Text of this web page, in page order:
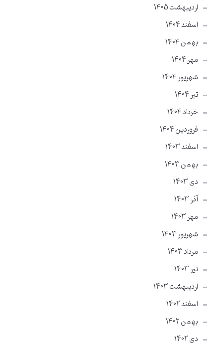
ارديبهشت 1405
اسفند 1404
بهمن 1404
مهر 1404
شهریور 1404
تير 1404
خرداد 1404
فروردین 1404
اسفند 1403
بهمن 1403
دی 1403
آذر 1403
مهر 1403
شهریور 1403
مرداد 1403
تير 1403
ارديبهشت 1403
اسفند 1402
بهمن 1402
دی 1402